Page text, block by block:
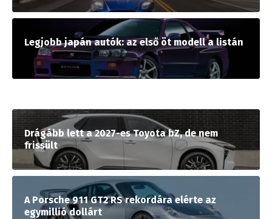
Legjobb japán autók: az első öt modell a listán
Drágább lett a 2027-es Toyota bZ, de nem
frissült
A Porsche 911 GT2 RS rekordára elérte az
egymillió dollárt